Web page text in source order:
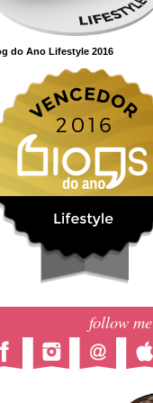
do Ano Lifestyle 2016
follow me